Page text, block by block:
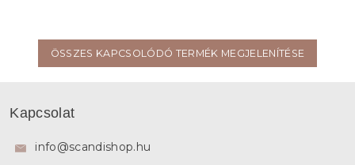
ÖSSZES KAPCSOLÓDÓ TERMÉK MEGJELENÍTÉSE
Kapcsolat
info@scandishop.hu